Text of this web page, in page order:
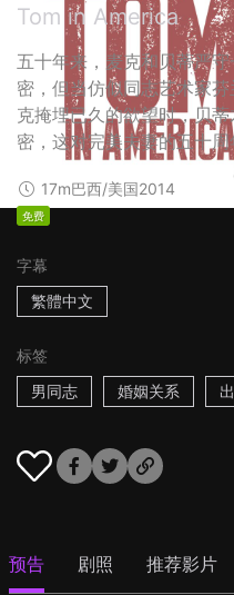
Tom in America
五十年来，麦克和贝蒂严
密，但当仿似同志艺术家
克掩埋已久的欲望时，贝
密，这对完美夫妻的五十
17m巴西/美国2014
免费
字幕
繁體中文
标签
男同志
婚姻关系
预告 剧照 推荐影片